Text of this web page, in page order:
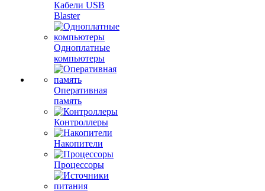
Кабели USB
Blaster
Одноплатные
компьютеры
Оперативная
память
Контроллеры
Накопители
Процессоры